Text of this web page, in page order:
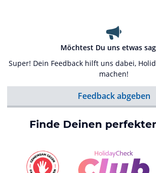
Möchtest Du uns etwas
Super! Dein Feedback hilft uns dabei,
machen!
Feedback abgeben
Finde Deinen